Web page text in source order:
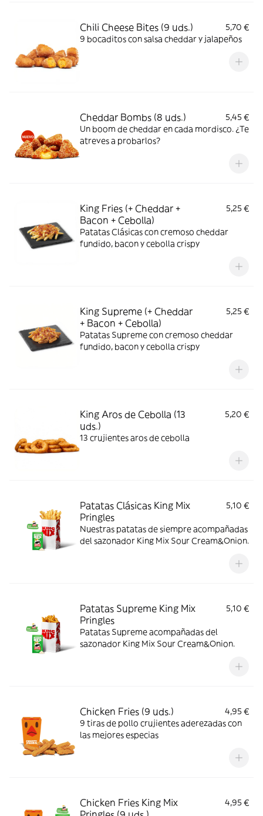
Chili Cheese Bites (9 uds.)
5,70 €
9 bocaditos con salsa cheddar y jalapeños
Cheddar Bombs (8 uds.)
5,45 €
Un boom de cheddar en cada mordisco. ¿Te
atreves a probarlos?
King Fries (+ Cheddar +
Bacon + Cebolla)
5,25 €
Patatas Clásicas con cremoso cheddar
fundido, bacon y cebolla crispy
King Supreme (+ Cheddar
+ Bacon + Cebolla)
5,25 €
Patatas Supreme con cremoso cheddar
fundido, bacon y cebolla crispy
King Aros de Cebolla (13
uds.)
5,20 €
13 crujientes aros de cebolla
Patatas Clásicas King Mix
Pringles
5,10 €
Nuestras patatas de siempre acompañadas
del sazonador King Mix Sour Cream&Onion.
Patatas Supreme King Mix
Pringles
5,10 €
Patatas Supreme acompañadas del
sazonador King Mix Sour Cream&Onion.
Chicken Fries (9 uds.)
4,95 €
9 tiras de pollo crujientes aderezadas con
las mejores especias
Chicken Fries King Mix
4,95 €